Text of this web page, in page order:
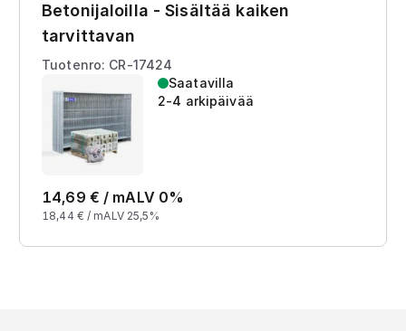
Betonijaloilla - Sisältää kaiken
tarvittavan
Tuotenro: CR-17424
Saatavilla
2-4 arkipäivää
14,69 € / mALV 0%
18,44 € / mALV 25,5%